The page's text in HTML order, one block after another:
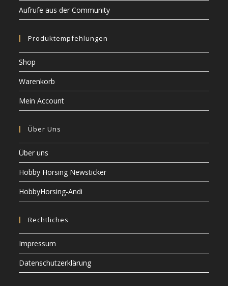
Aufrufe aus der Community
Produktempfehlungen
Shop
Warenkorb
Mein Account
Über Uns
Über uns
Hobby Horsing Newsticker
HobbyHorsing-Andi
Rechtliches
Impressum
Datenschutzerklärung